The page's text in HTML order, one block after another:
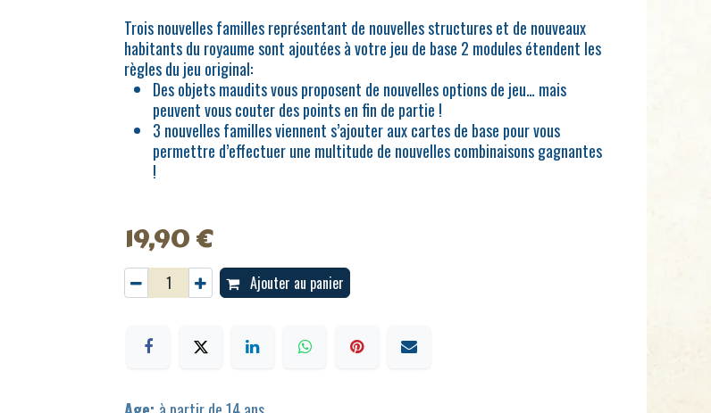
Trois nouvelles familles représentant de nouvelles structures et de nouveaux
habitants du royaume sont ajoutées à votre jeu de base 2 modules étendent les
règles du jeu original:
Des objets maudits vous proposent de nouvelles options de jeu… mais
peuvent vous couter des points en fin de partie !
3 nouvelles familles viennent s’ajouter aux cartes de base pour vous
permettre d’effectuer une multitude de nouvelles combinaisons gagnantes
!
19,90€
Ajouter au panier